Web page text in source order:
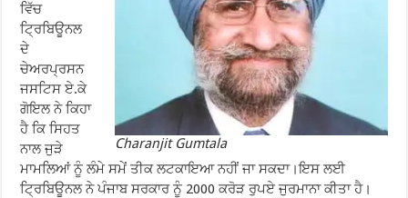
Charanjit Gumtala
ਵਿੱਚ
ਟ੍ਰਿਬਿਊਨਲ
ਦੇ
ਚੇਅਰਪ੍ਰਸਨ
ਜਸਟਿਸ ਏ.ਕੇ
ਗੋਇਲ ਨੇ ਕਿਹਾ
ਹੈ ਕਿ ਸਿਹਤ
ਨਾਲ ਜੁੜੇ
ਮਾਮਲਿਆਂ ਨੂੰ ਲੰਮੇ ਸਮੇਂ ਤੀਕ ਲਟਕਾਇਆ ਨਹੀਂ ਜਾ ਸਕਦਾ।ਇਸ ਲਈ
ਟ੍ਰਿਬਿਊਨਲ ਨੇ ਪੰਜਾਬ ਸਰਕਾਰ ਨੂੰ 2000 ਕਰੋੜ ਰੁਪਏ ਜੁਰਮਾਨਾ ਕੀਤਾ ਹੈ।